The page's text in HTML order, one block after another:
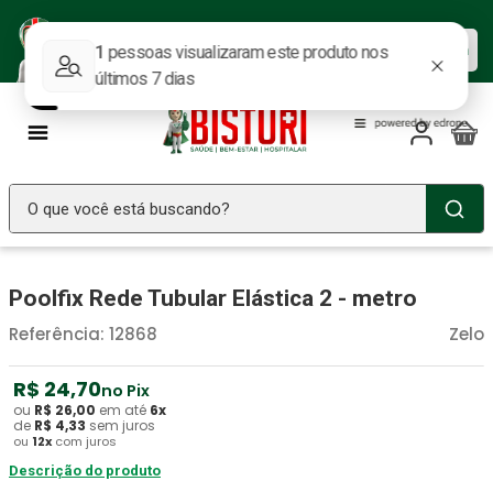
ofertas.
Baixar agora
O que você está buscando?
Poolfix Rede Tubular Elástica 2 - metro
Zelo
Referência: 12868
R$ 24,70no Pix
ou R$ 26,00 em até 6x
de R$ 4,33 sem juros
ou 12x com juros
Descrição do produto
1 Seringa Insulina
2º Fralda Geriatrica
Luva Latex
4 º Littmann
5º Absorvente Geriatrico